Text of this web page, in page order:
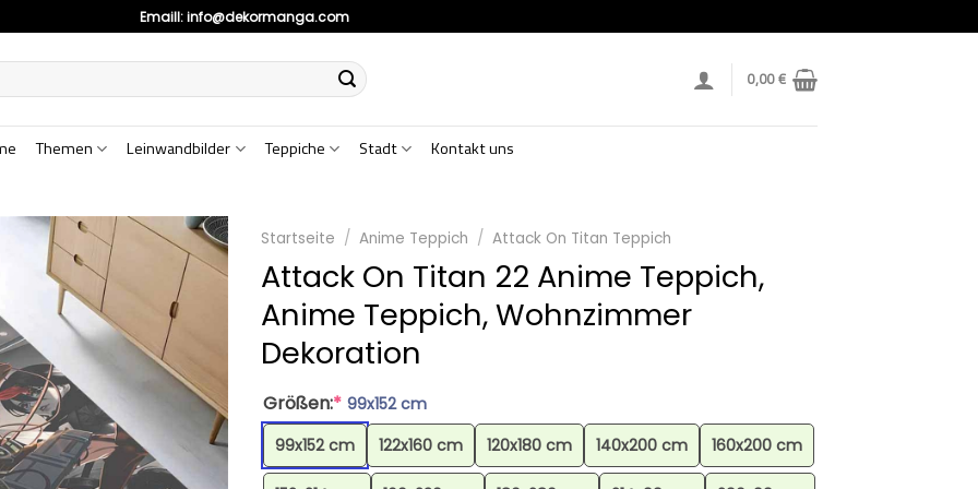
Emaill:info@dekormanga.com
0,00€
Themen Leinwandbilder Teppiche Stadt Kontakt uns
Startseite / Anime Teppich / Attack On Titan Teppich
Attack On Titan 22 Anime Teppich,
Anime Teppich, Wohnzimmer
Dekoration
Größen:* 99x152 cm
99x152 cm
122x160 cm 120x180 cm 140x200 cm 160x200 cm